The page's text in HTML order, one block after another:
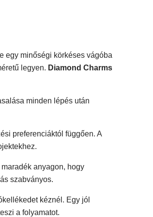
egy minőségi körkéses vágóba
legyen. Diamond Charms
minden lépés után
preferenciáktól függően. A
anyagon, hogy
szabványos.
kéznél. Egy jól
a folyamatot.